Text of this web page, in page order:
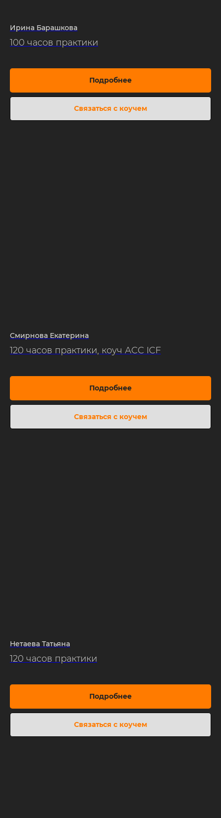
Ирина Барашкова
100 часов практики
Подробнее
Связаться с коучем
Смирнова Екатерина
120 часов практики, коуч АСС ICF
Подробнее
Связаться с коучем
Нетаева Татьяна
120 часов практики
Подробнее
Связаться с коучем